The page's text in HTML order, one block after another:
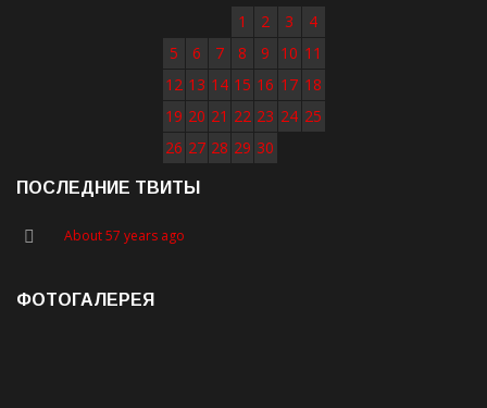
1 2 3
4
5
6 7 8 9 10 11
12 13 14 15 16 17 18
19 20 21 22 23 24 25
26 27 28 29 30
ПОСЛЕДНИЕ ТВИТЫ
About 57 years ago
ФОТОГАЛЕРЕЯ